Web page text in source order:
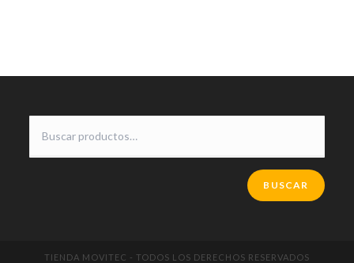
BUSCAR
TIENDA MOVITEC - TODOS LOS DERECHOS RESERVADOS